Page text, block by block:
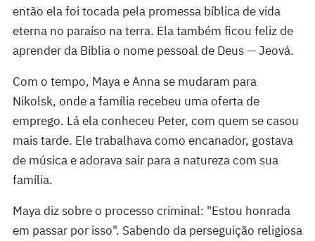
então ela foi tocada pela promessa bíblica de vida
eterna no paraíso na terra. Ela também ficou feliz de
aprender da Bíblia o nome pessoal de Deus — Jeová.
Com o tempo, Maya e Anna se mudaram para
Nikolsk, onde a família recebeu uma oferta de
emprego. Lá ela conheceu Peter, com quem se casou
mais tarde. Ele trabalhava como encanador, gostava
de música e adorava sair para a natureza com sua
família.
Maya diz sobre o processo criminal: "Estou honrada
em passar por isso". Sabendo da perseguição religiosa